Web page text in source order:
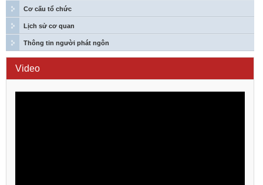
Cơ cấu tổ chức
Lịch sử cơ quan
Thông tin người phát ngôn
Video